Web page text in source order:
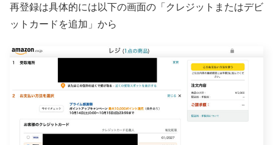
再登録は具体的には以下の画面の「クレジットまたはデビ
ットカードを追加」から